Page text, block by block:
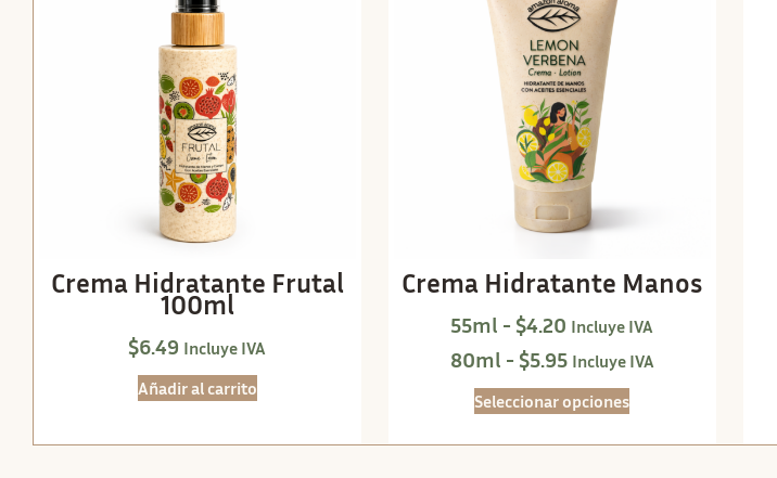
Crema Hidratante Frutal
100ml
$6.49 Incluye IVA
Añadir al carrito
Crema Hidratante Manos
55ml - $4.20 Incluye IVA
80ml - $5.95 Incluye IVA
Seleccionar opciones